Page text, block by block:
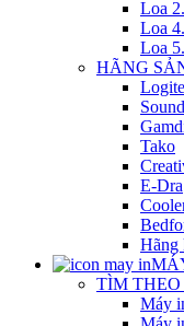
Loa
Loa
Loa
HÃNG
Tako
E-Dra
Hãng
TÌM
Máy